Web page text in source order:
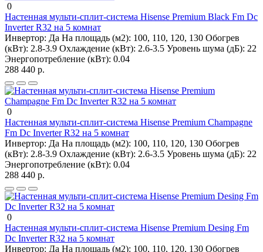
0
Настенная мульти-сплит-система Hisense Premium Black Fm Dc
Inverter R32 на 5 комнат
Инвертор: Да На площадь (м2): 100, 110, 120, 130 Обогрев
(кВт): 2.8-3.9 Охлаждение (кВт): 2.6-3.5 Уровень шума (дБ): 22
Энергопотребление (кВт): 0.04
288 440 р.
0
Настенная мульти-сплит-система Hisense Premium Champagne
Fm Dc Inverter R32 на 5 комнат
Инвертор: Да На площадь (м2): 100, 110, 120, 130 Обогрев
(кВт): 2.8-3.9 Охлаждение (кВт): 2.6-3.5 Уровень шума (дБ): 22
Энергопотребление (кВт): 0.04
288 440 р.
0
Настенная мульти-сплит-система Hisense Premium Desing Fm
Dc Inverter R32 на 5 комнат
Инвертор: Да На площадь (м2): 100, 110, 120, 130 Обогрев